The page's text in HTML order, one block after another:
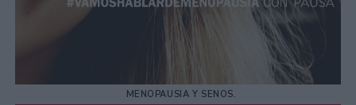
MENOPAUSIA Y SENOS.